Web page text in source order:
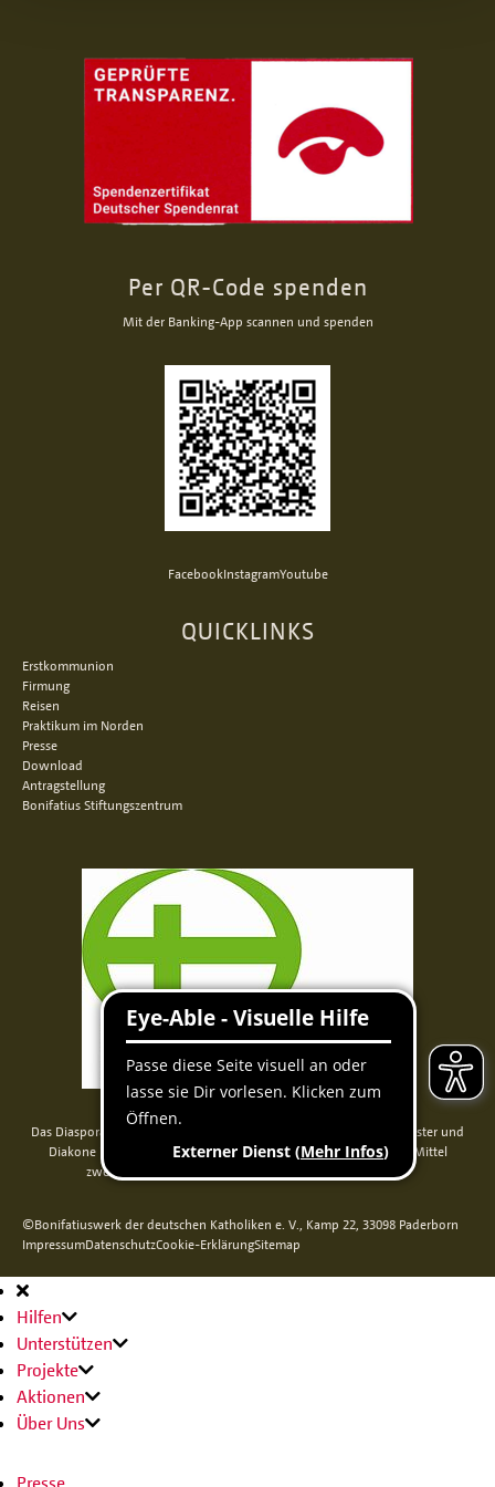
Per QR-Code spenden
Mit der Banking-App scannen und spenden
FacebookInstagramYoutube
QUICKLINKS
Erstkommunion
Firmung
Reisen
Praktikum im Norden
Presse
Download
Antragstellung
Bonifatius Stiftungszentrum
Das Diaspora-Kommissariat der deutschen Bischöfe unterstützt Priester und
Diakone in Nord-, Mittel- und Osteuropa. Seit 2014 werden die Mittel
zweckgebunden über das Bonifatiuswerk weitergeleitet.
©Bonifatiuswerk der deutschen Katholiken e. V., Kamp 22, 33098 Paderborn
ImpressumDatenschutzCookie-ErklärungSitemap
Hauptnavigation
Hilfen
Unterstützen
Projekte
Aktionen
Über Uns